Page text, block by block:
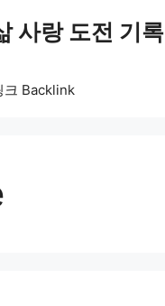
사랑 도전 기록
크 Backlink